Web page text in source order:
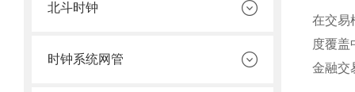
北斗时钟
时钟系统网管
在交易
度覆盖
金融交